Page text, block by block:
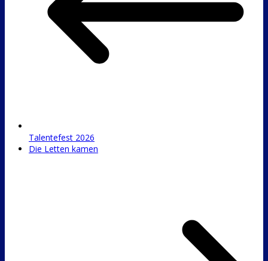
Talentefest 2026
Die Letten kamen